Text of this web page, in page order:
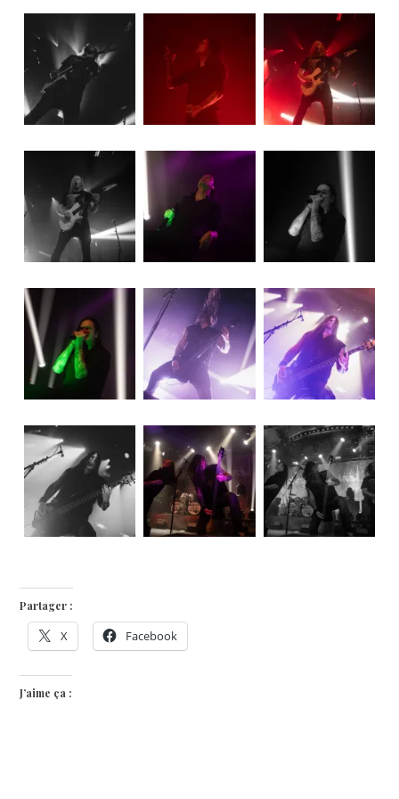
Partager :
X Facebook
J’aime ça :